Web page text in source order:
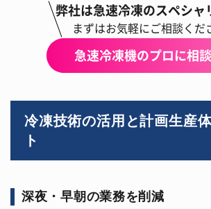
弊社は急速冷凍のスペシャ
まずはお気軽にご相談くだ
急速冷凍機のプロに相
冷凍技術の活用と計画生産
ト
深夜・早朝の業務を削減